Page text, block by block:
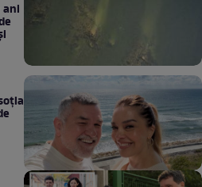
ani